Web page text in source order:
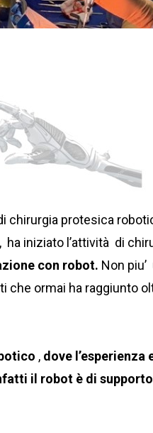
chirurgia protesica
iniziato l’attività di
con robot. Non piu’
che ormai ha raggiunto
, dove l’esperienza
il robot è di supporto